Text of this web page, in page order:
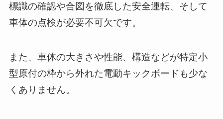
標識の確認や合図を徹底した安全運転、そして
車体の点検が必要不可欠です。
また、車体の大きさや性能、構造などが特定小
型原付の枠から外れた電動キックボードも少な
くありません。